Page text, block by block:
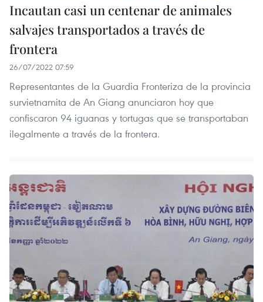
Incautan casi un centenar de animales
salvajes transportados a través de
frontera
26/07/2022 07:59
Representantes de la Guardia Fronteriza de la provincia
survietnamita de An Giang anunciaron hoy que
confiscaron 94 iguanas y tortugas que se transportaban
ilegalmente a través de la frontera.